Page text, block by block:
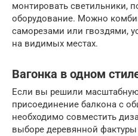
монтировать светильники,
оборудование. Можно
саморезами или гвоздями,
на видимых местах.
Вагонка в одном
Если вы решили масштабную
присоединение балкона с
необходимо совместить
выборе деревянной